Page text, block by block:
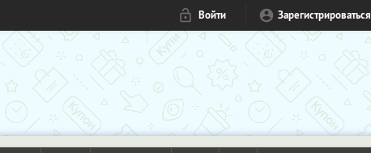
Войти Зарегистрироваться